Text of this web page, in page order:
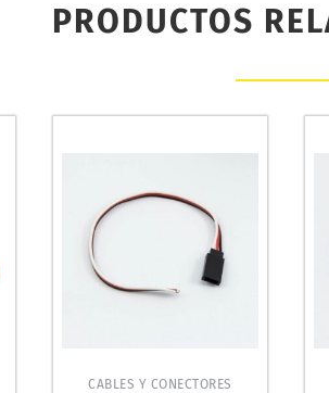
PRODUCTOS
CABLES Y CONECTORES